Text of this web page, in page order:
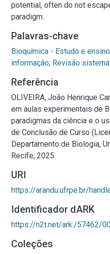
potential, often do not
paradigm.
Palavras-chave
Bioquímica - Estudo e ensino
informação; Revisão
Referência
OLIVEIRA, João Henrique
em aulas experimentais de
paradigmas da ciência e o
de Conclusão de Curso
Departamento de Biologia,
Recife, 2025.
URI
https://arandu.ufrpe.br/
Identificador dARK
https://n2t.net/ark:/57462/
Coleções